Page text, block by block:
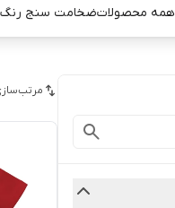
همه محصولاتضخامت سنج رنگ